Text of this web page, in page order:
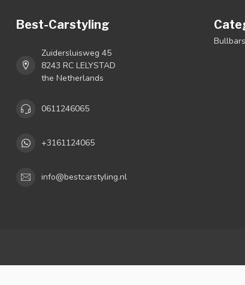
Best-Carstyling
Zuidersluisweg 45
8243 RC LELYSTAD
the Netherlands
0611246065
+3161124065
info@bestcarstyling.nl